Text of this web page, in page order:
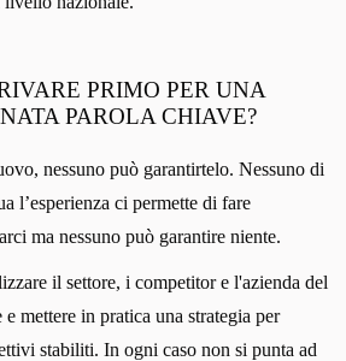
PRIMO PER UNA
PAROLA CHIAVE?
nessuno può garantirtelo. Nessuno di
l’esperienza ci permette di fare
ma nessuno può garantire niente.
il settore, i competitor e l'azienda del
mettere in pratica una strategia per
stabiliti. In ogni caso non si punta ad